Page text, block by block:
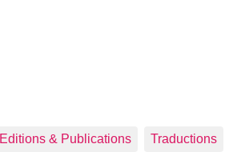
Editions & Publications Traductions